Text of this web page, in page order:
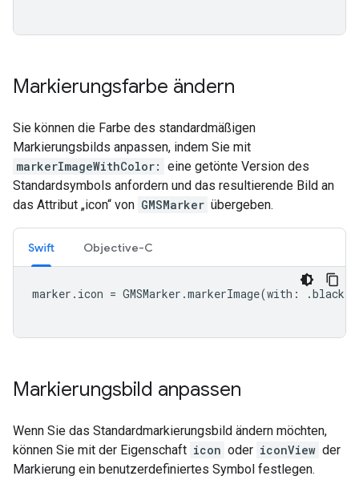
Markierungsfarbe ändern
Sie können die Farbe des standardmäßigen
Markierungsbilds anpassen, indem Sie mit
markerImageWithColor: eine getönte Version des
Standardsymbols anfordern und das resultierende Bild an
das Attribut „icon“ von GMSMarker übergeben.
Swift Objective-C
marker . icon = GMSMarker .markerImage(with : .black
Markierungsbild anpassen
Wenn Sie das Standardmarkierungsbild ändern möchten,
können Sie mit der Eigenschaft icon oder iconView der
Markierung ein benutzerdefiniertes Symbol festlegen.